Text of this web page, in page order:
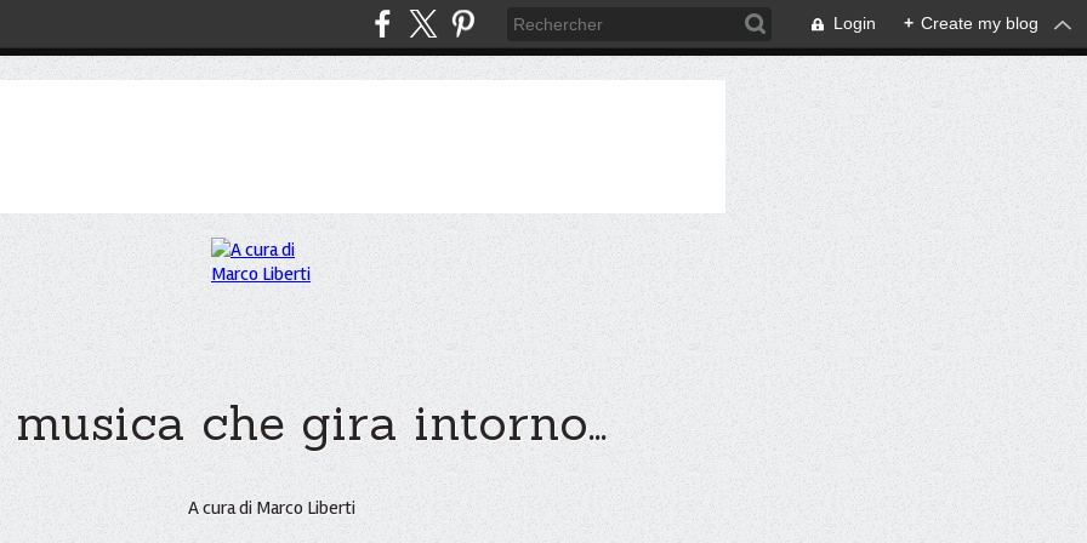
Login + Create my blog
che gira intorno...
A cura di Marco Liberti